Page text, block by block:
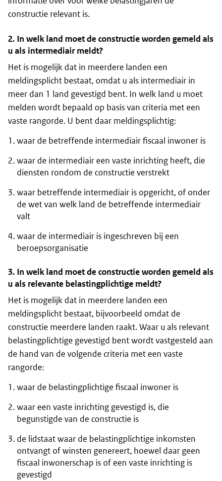
constructie relevant is.
2. In welk land moet de constructie worden gemeld als
u als intermediair meldt?
Het is mogelijk dat in meerdere landen een
meldingsplicht bestaat, omdat u als intermediair in
meer dan 1 land gevestigd bent. In welk land u moet
melden wordt bepaald op basis van criteria met een
vaste rangorde. U bent daar meldingsplichtig:
waar de betreffende intermediair fiscaal inwoner is
waar de intermediair een vaste inrichting heeft, die
diensten rondom de constructie verstrekt
waar betreffende intermediair is opgericht, of onder
de wet van welk land de betreffende intermediair
valt
waar de intermediair is ingeschreven bij een
beroepsorganisatie
3. In welk land moet de constructie worden gemeld als
u als relevante belastingplichtige meldt?
Het is mogelijk dat in meerdere landen een
meldingsplicht bestaat, bijvoorbeeld omdat de
constructie meerdere landen raakt. Waar u als relevant
belastingplichtige gevestigd bent wordt vastgesteld aan
de hand van de volgende criteria met een vaste
rangorde:
waar de belastingplichtige fiscaal inwoner is
waar een vaste inrichting gevestigd is, die
begunstigde van de constructie is
de lidstaat waar de belastingplichtige inkomsten
ontvangt of winsten genereert, hoewel daar geen
fiscaal inwonerschap is of een vaste inrichting is
gevestigd